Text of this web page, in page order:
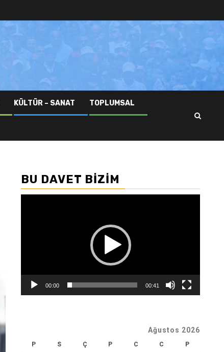
KÜLTÜR – SANAT TOPLUMSAL
BU DAVET BIZIM
00:00 00:41
Ağustos 2026
P S Ç P C C P